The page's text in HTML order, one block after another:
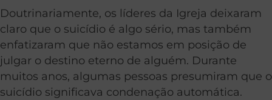
Doutrinariamente, os líderes da Igreja deixaram
claro que o suicídio é algo sério, mas também
enfatizaram que não estamos em posição de
julgar o destino eterno de alguém. Durante
muitos anos, algumas pessoas presumiram que o
suicídio significava condenação automática.